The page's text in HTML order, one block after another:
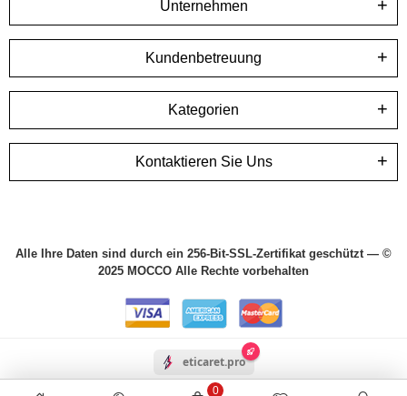
Unternehmen
Kundenbetreuung
Kategorien
Kontaktieren Sie Uns
Alle Ihre Daten sind durch ein 256-Bit-SSL-Zertifikat geschützt — ©
2025 MOCCO Alle Rechte vorbehalten
0
eticaret.pro